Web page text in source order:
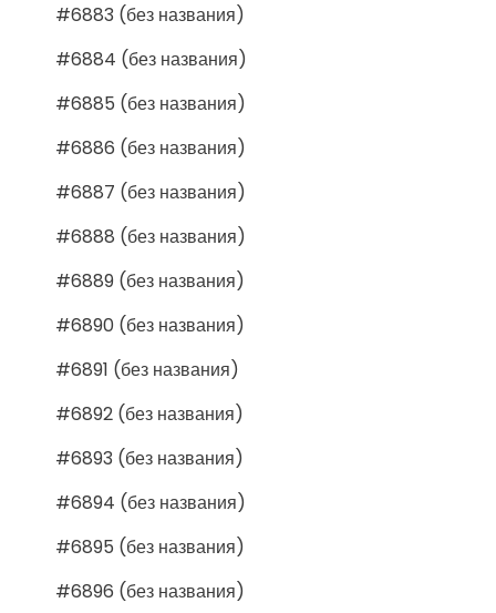
#6883 (без названия)
#6884 (без названия)
#6885 (без названия)
#6886 (без названия)
#6887 (без названия)
#6888 (без названия)
#6889 (без названия)
#6890 (без названия)
#6891 (без названия)
#6892 (без названия)
#6893 (без названия)
#6894 (без названия)
#6895 (без названия)
#6896 (без названия)